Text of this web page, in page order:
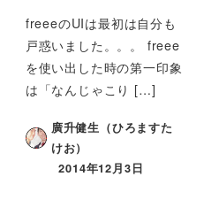
freeeのUIは最初は自分も
戸惑いました。。。 freee
を使い出した時の第一印象
は「なんじゃこり […]
廣升健生（ひろますた
けお）
2014年12月3日